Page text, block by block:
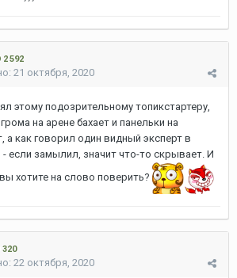
2 592
21 октября, 2020
этому подозрительному топикстартеру,
на арене бахает и панельки на
а как говорил один видный эксперт в
если замылил, значит что-то скрывает. И
хотите на слово поверить?
320
22 октября, 2020